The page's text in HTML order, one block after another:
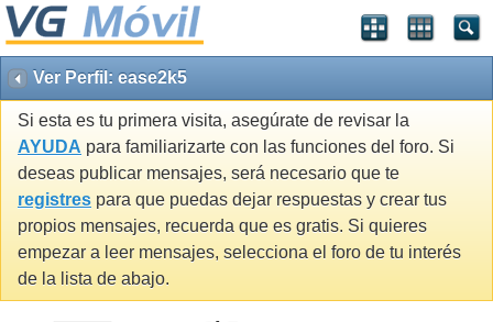
Ver Perfil: ease2k5
Si esta es tu primera visita, asegúrate de revisar la
AYUDA para familiarizarte con las funciones del foro. Si
deseas publicar mensajes, será necesario que te
registres para que puedas dejar respuestas y crear tus
propios mensajes, recuerda que es gratis. Si quieres
empezar a leer mensajes, selecciona el foro de tu interés
de la lista de abajo.